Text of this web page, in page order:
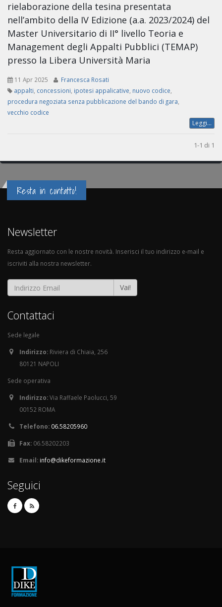
rielaborazione della tesina presentata
nell’ambito della IV Edizione (a.a. 2023/2024) del
Master Universitario di II° livello Teoria e
Management degli Appalti Pubblici (TEMAP)
presso la Libera Università Maria
11 Apr 2025
Francesca Rosati
appalti concessioni ipotesi appalicative nuovo codice
procedura negoziata senza pubblicazione del bando di gara
vecchio codice
Leggi...
1-1 di 1
Resta in contatto!
Newsletter
Resta aggiornato con le nostre novità. Inserisci il tuo indirizzo e-mail e
iscriviti alla nostra newsletter.
Vai!
Contattaci
Sede legale
Indirizzo: Riviera di Chiaia, 256
80121 NAPOLI
Sede operativa
Indirizzo:Via Raffaele Paolucci, 59
00152 ROMA
Telefono: 06.58205960
Fax: 06.58202203
Email: info@dikeformazione.it
Seguici